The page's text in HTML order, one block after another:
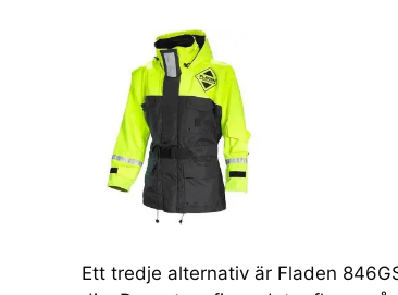
Ett tredje alternativ är Fladen